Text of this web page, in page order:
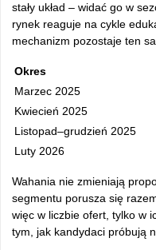
stały układ – widać go w
rynek reaguje na cykle
mechanizm pozostaje ten
Okres
Marzec 2025
Kwiecień 2025
Listopad–grudzień 2025
Luty 2026
Wahania nie zmieniają
segmentu porusza się
więc w liczbie ofert, tylko w
tym, jak kandydaci próbują